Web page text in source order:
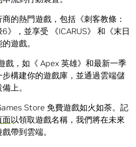
的熱門遊戲，包括《刺客教條：
》，並享受 《ICARUS》 和《末日
遊戲。
戲，如《 Apex 英雄》和最新一季
構建你的遊戲庫，並通過雲端儲
上。
Store 免費遊戲如火如荼。記
面以領取遊戲名稱，我們將在未來
帶到雲端。